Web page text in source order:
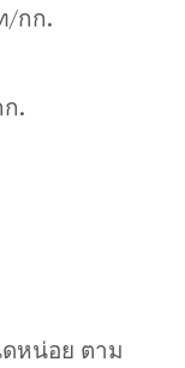
/กก.
.
หน่อย ตาม